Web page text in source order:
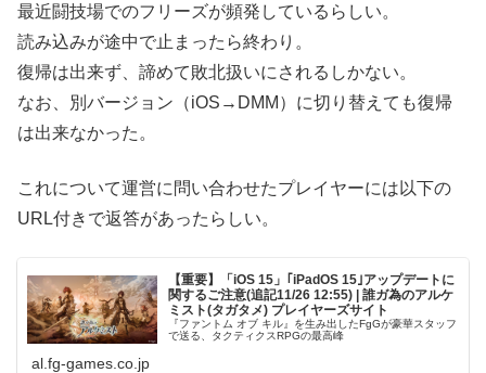
最近闘技場でのフリーズが頻発しているらしい。
読み込みが途中で止まったら終わり。
復帰は出来ず、諦めて敗北扱いにされるしかない。
なお、別バージョン（iOS→DMM）に切り替えても復帰
は出来なかった。
これについて運営に問い合わせたプレイヤーには以下の
URL付きで返答があったらしい。
【重要】「iOS 15」｢iPadOS 15｣アップデートに
関するご注意(追記11/26 12:55) | 誰ガ為のアルケ
ミスト(タガタメ) プレイヤーズサイト
『ファントム オブ キル』を生み出したFgGが豪華スタッフ
で送る、タクティクスRPGの最高峰
al.fg-games.co.jp